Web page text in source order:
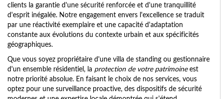
clients la garantie d'une sécurité renforcée et d'une tranquillité
d'esprit inégalée. Notre engagement envers l'excellence se traduit
par une réactivité exemplaire et une capacité d'adaptation
constante aux évolutions du contexte urbain et aux spécificités
géographiques.
Que vous soyez propriétaire d'une villa de standing ou gestionnaire
d'un ensemble résidentiel, la protection de votre patrimoineest
notre priorité absolue. En faisant le choix de nos services, vous
optez pour une surveillance proactive, des dispositifs de sécurité